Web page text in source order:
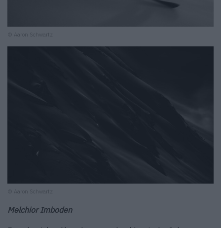
© Aaron Schwartz
© Aaron Schwartz
Melchior Imboden